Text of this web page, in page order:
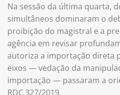
Na sessão da última quarta,
simultâneos dominaram o
proibição do magistral e a
agência em revisar
autoriza a importação direta
eixos — vedação da
importação — passaram a
RDC 327/2019.